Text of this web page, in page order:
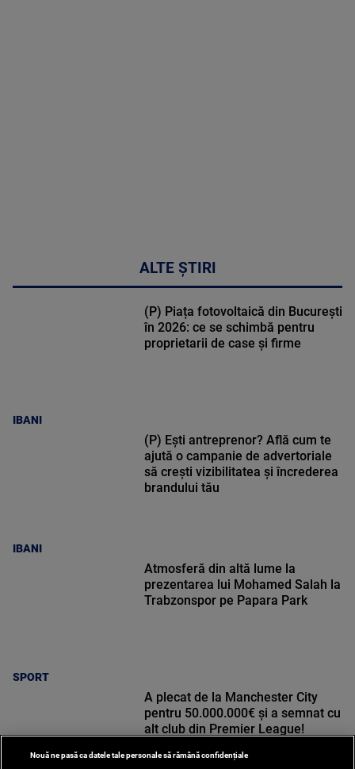
ALTE ȘTIRI
IBANI
(P) Piața fotovoltaică din București
în 2026: ce se schimbă pentru
proprietarii de case și firme
IBANI
(P) Ești antreprenor? Află cum te
ajută o campanie de advertoriale
să crești vizibilitatea și încrederea
brandului tău
SPORT
Atmosferă din altă lume la
prezentarea lui Mohamed Salah la
Trabzonspor pe Papara Park
A plecat de la Manchester City
pentru 50.000.000€ și a semnat cu
alt club din Premier League!
Nouă ne pasă ca datele tale personale să rămână confidențiale